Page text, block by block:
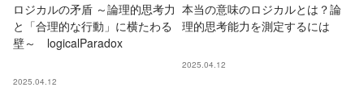
ロジカルの矛盾 ～論理的思考力
と「合理的な行動」に横たわる
壁～ logicalParadox
2025.04.12
本当の意味のロジカルとは？論
理的思考能力を測定するには
2025.04.12